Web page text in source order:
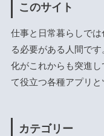
このサイト
仕事と日常暮らしで
る必要がある人間で
化がこれからも突進
て役立つ各種アプリと
カテゴリー